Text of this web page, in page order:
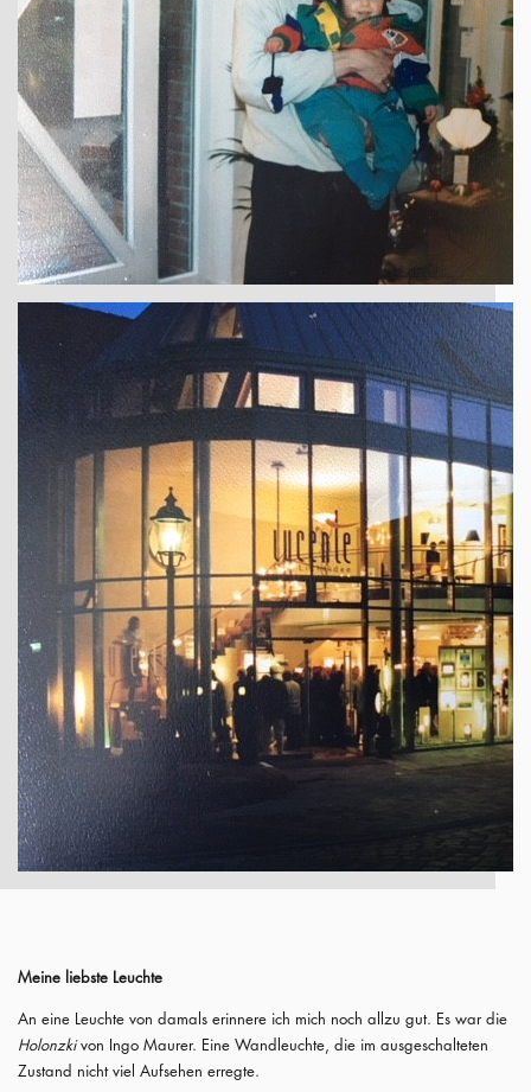
Meine liebste Leuchte
An eine Leuchte von damals erinnere ich mich noch allzu gut. Es war die
Holonzkivon Ingo Maurer. Eine Wandleuchte, die im ausgeschalteten
Zustand nicht viel Aufsehen erregte.